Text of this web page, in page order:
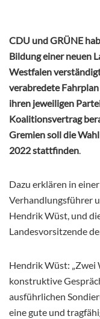
CDU und GRÜNE
Bildung einer neuen
Westfalen
verabredete
ihren jeweiligen
Koalitionsvertrag
Gremien soll die
2022 stattfinden.
Dazu erklären in
Verhandlungsführer
Hendrik Wüst, und
Landesvorsitzende
Hendrik Wüst: „Zwei
konstruktive
ausführlichen
eine gute und